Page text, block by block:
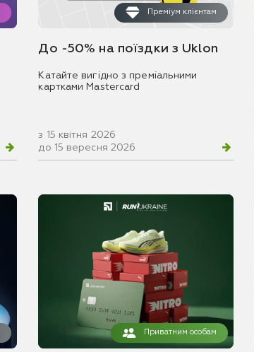
Преміум клієнтам
До -50% на поїздки з Uklon
Катайте вигідно з преміальними
картками Mastercard
з 15 квітня 2026
до 15 вересня 2026
Приватним особам